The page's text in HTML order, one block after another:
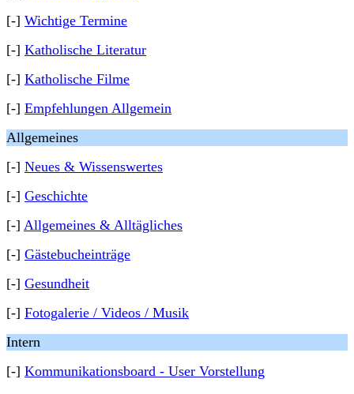
[-] Wichtige Termine
[-] Katholische Literatur
[-] Katholische Filme
[-] Empfehlungen Allgemein
Allgemeines
[-] Neues & Wissenswertes
[-] Geschichte
[-] Allgemeines & Alltägliches
[-] Gästebucheinträge
[-] Gesundheit
[-] Fotogalerie / Videos / Musik
Intern
[-] Kommunikationsboard - User Vorstellung